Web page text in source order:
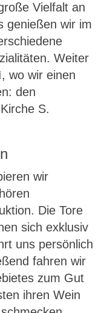
Vielfalt an
genießen wir im
Weiter
wo wir einen
den
S.
wir
Die Tore
sich exklusiv
uns persönlich
fahren wir
zum Gut
ihren Wein